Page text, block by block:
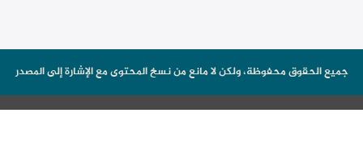
جميع الحقوق محفوظة، ولكن لا مانع من نسخ المحتوى مع الإشارة إلى المصدر